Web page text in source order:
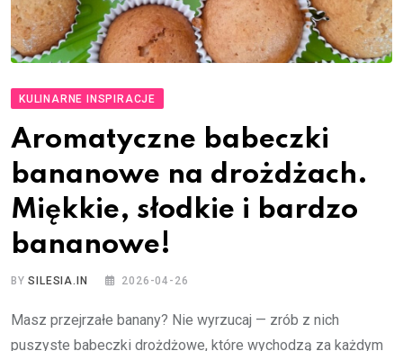
KULINARNE INSPIRACJE
Aromatyczne babeczki
bananowe na drożdżach.
Miękkie, słodkie i bardzo
bananowe!
BYSILESIA.IN 2026-04-26
Masz przejrzałe banany? Nie wyrzucaj — zrób z nich
puszyste babeczki drożdżowe, które wychodzą za każdym